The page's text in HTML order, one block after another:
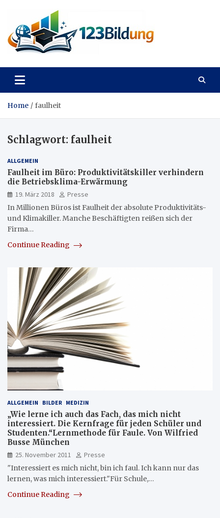
content
123Bildung
Home faulheit
Schlagwort: faulheit
ALLGEMEIN
Faulheit im Büro: Produktivitätskiller verhindern
die Betriebsklima-Erwärmung
19. März 2018
Presse
In Millionen Büros ist Faulheit der absolute Produktivitäts-
und Klimakiller. Manche Beschäftigten reißen sich der
Firma…
Continue Reading
ALLGEMEIN BILDER MEDIZIN
„Wie lerne ich auch das Fach, das mich nicht
interessiert. Die Kernfrage für jeden Schüler und
Studenten.“Lernmethode für Faule. Von Wilfried
Busse München
25. November 2011
Presse
"Interessiert es mich nicht, bin ich faul. Ich kann nur das
lernen, was mich interessiert."Für Schule,…
Continue Reading